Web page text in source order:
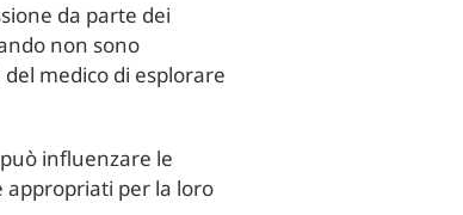
da parte dei
non sono
medico di esplorare
influenzare le
appropriati per la loro